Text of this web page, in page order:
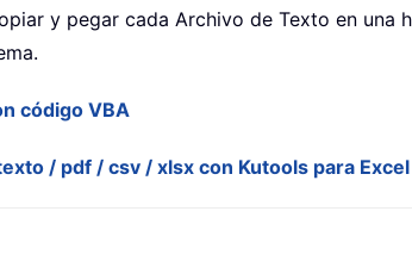
y pegar cada Archivo de Texto en una
código VBA
/ pdf / csv / xlsx con Kutools para Excel